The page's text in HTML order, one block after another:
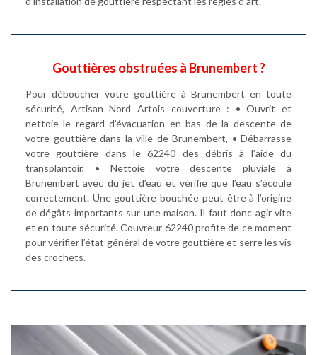
Gouttières obstruées à Brunembert ?
Pour déboucher votre gouttière à Brunembert en toute
sécurité, Artisan Nord Artois couverture : • Ouvrit et
nettoie le regard d’évacuation en bas de la descente de
votre gouttière dans la ville de Brunembert, • Débarrasse
votre gouttière dans le 62240 des débris à l’aide du
transplantoir, • Nettoie votre descente pluviale à
Brunembert avec du jet d’eau et vérifie que l’eau s’écoule
correctement. Une gouttière bouchée peut être à l’origine
de dégâts importants sur une maison. Il faut donc agir vite
et en toute sécurité. Couvreur 62240 profite de ce moment
pour vérifier l’état général de votre gouttière et serre les vis
des crochets.